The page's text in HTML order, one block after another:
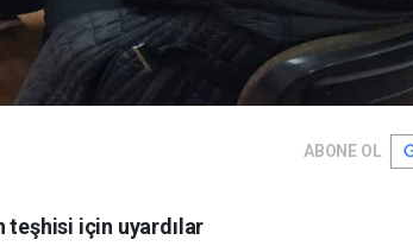
ABONE OL
teşhisi için uyardılar